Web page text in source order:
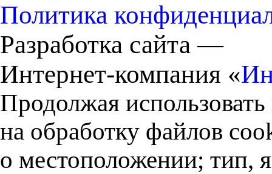
Политика
Разработка сайта —
Интернет-компания «
Продолжая
на обработку файлов
о местоположении; тип,